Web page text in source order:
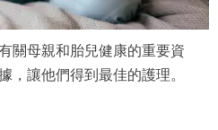
關母親和胎兒健康的重要資
，讓他們得到最佳的護理。